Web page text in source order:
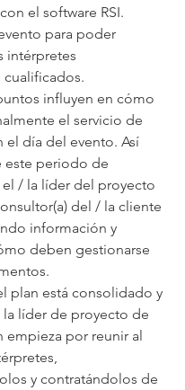
el software RSI.
para poder
intérpretes
influyen en cómo
el servicio de
el día del evento. Así
este periodo de
/ la líder del proyecto
del / la cliente
información y
deben gestionarse
plan está consolidado y
líder de proyecto de
empieza por reunir al
y contratándolos de